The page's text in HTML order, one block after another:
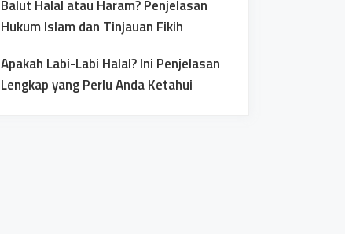
Balut Halal atau Haram? Penjelasan
Hukum Islam dan Tinjauan Fikih
Apakah Labi-Labi Halal? Ini Penjelasan
Lengkap yang Perlu Anda Ketahui